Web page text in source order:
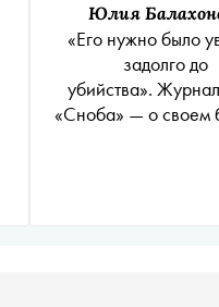
Юлия
«Его нужно было
задолго до
убийства».
«Сноба» — о своем